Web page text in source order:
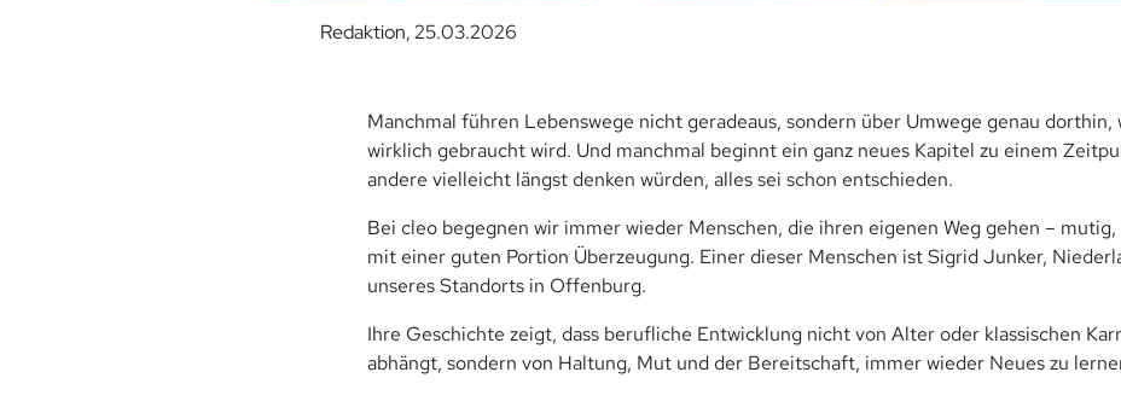
Redaktion, 25.03.2026
Manchmal führen Lebenswege nicht geradeaus, sondern über Umwege genau dorthin,
wirklich gebraucht wird. Und manchmal beginnt ein ganz neues Kapitel zu einem
andere vielleicht längst denken würden, alles sei schon entschieden.
Bei cleo begegnen wir immer wieder Menschen, die ihren eigenen Weg gehen –
mit einer guten Portion Überzeugung. Einer dieser Menschen ist Sigrid Junker,
unseres Standorts in Offenburg.
Ihre Geschichte zeigt, dass berufliche Entwicklung nicht von Alter oder klassischen
abhängt, sondern von Haltung, Mut und der Bereitschaft, immer wieder Neues zu